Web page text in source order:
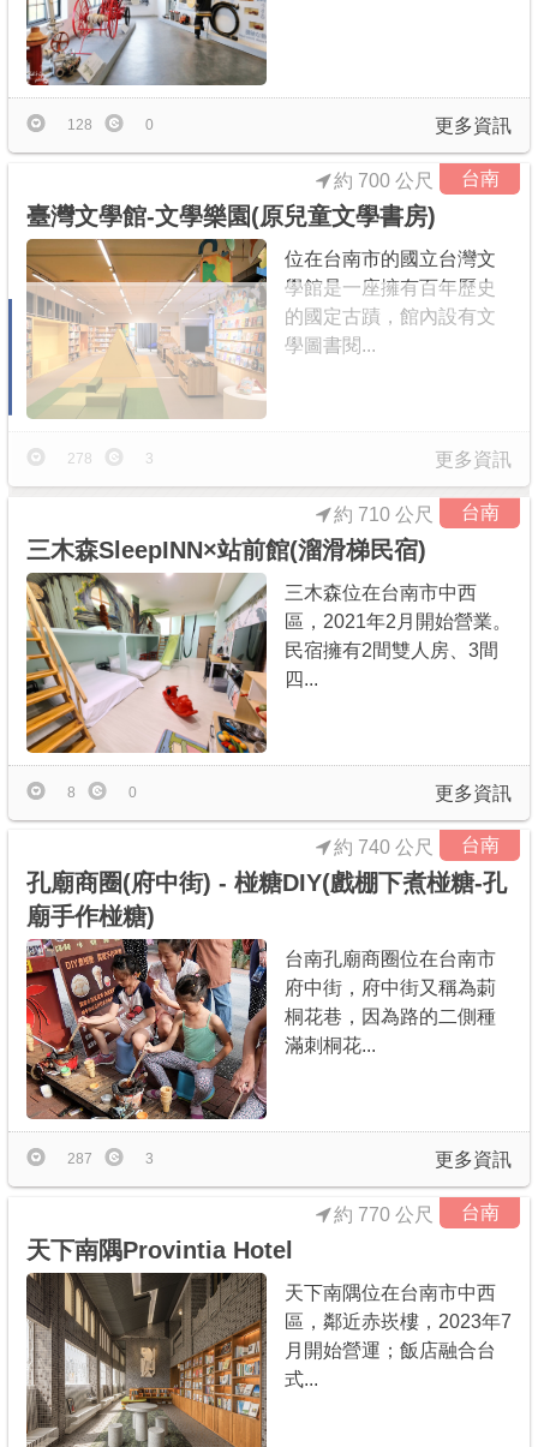
更多資訊
128 0
台南
約 700 公尺
臺灣文學館-文學樂園(原兒童文學書房)
位在台南市的國立台灣文
學館是一座擁有百年歷史
的國定古蹟，館內設有文
學圖書閱...
更多資訊
278 3
台南
約 710 公尺
三木森SleepINN×站前館(溜滑梯民宿)
三木森位在台南市中西
區，2021年2月開始營業。
民宿擁有2間雙人房、3間
四...
更多資訊
8 0
台南
約 740 公尺
孔廟商圈(府中街) - 椪糖DIY(戲棚下煮椪糖-孔
廟手作椪糖)
台南孔廟商圈位在台南市
府中街，府中街又稱為莿
桐花巷，因為路的二側種
滿刺桐花...
更多資訊
287 3
台南
約 770 公尺
天下南隅Provintia Hotel
天下南隅位在台南市中西
區，鄰近赤崁樓，2023年7
月開始營運；飯店融合台
式...
回到首頁． 好康優惠 ．最新留言
部落格微件
商家合作．討論區